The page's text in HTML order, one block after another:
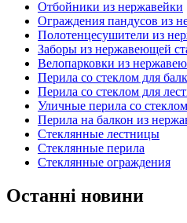
Отбойники из нержавейки
Ограждения пандусов из
Полотенцесушители из
Заборы из нержавеющей
Велопарковки из
Перила со стеклом для
Перила со стеклом для
Уличные перила со стеклом
Перила на балкон из
Стеклянные лестницы
Стеклянные перила
Стеклянные ограждения
Останні новини